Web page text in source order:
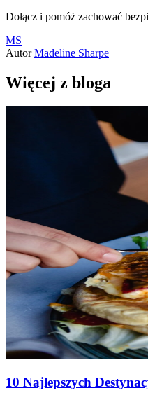
Dołącz i pomóż zachować
MS
Autor Madeline Sharpe
Więcej z bloga
10 Najlepszych